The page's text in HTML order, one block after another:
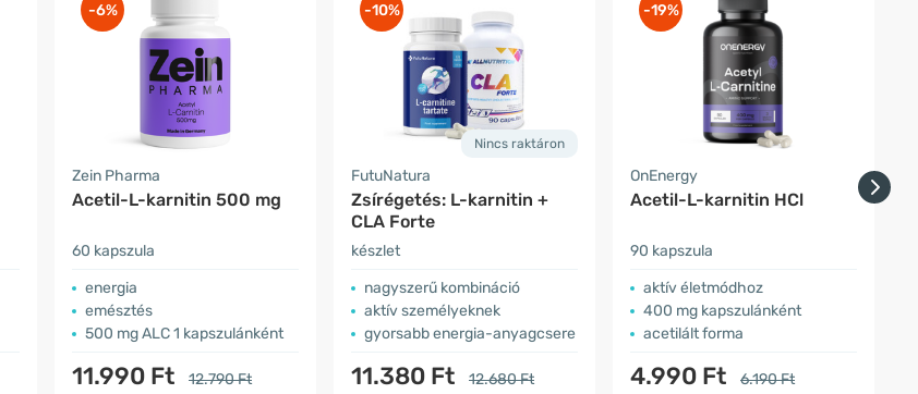
-6%
Zein Pharma
Acetil-​L-​karnitin 500 mg
60 kapszula
energia
emésztés
500 mg ALC 1 kapszulánként
11.990 Ft 12.790 Ft
-10%
Nincs raktáron
FutuNatura
Zsírégetés: L-karnitin +
CLA Forte
készlet
nagyszerű kombináció
aktív személyeknek
gyorsabb energia-anyagcsere
11.380 Ft 12.680 Ft
-19%
OnEnergy
Acetil-L-karnitin HCl
90 kapszula
aktív életmódhoz
400 mg kapszulánként
acetilált forma
4.990 Ft 6.190 Ft